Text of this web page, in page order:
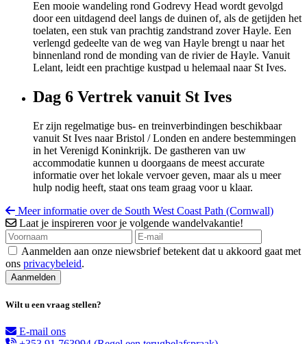
Een mooie wandeling rond Godrevy Head wordt gevolgd
door een uitdagend deel langs de duinen of, als de getijden het
toelaten, een stuk van prachtig zandstrand zover Hayle. Een
verlengd gedeelte van de weg van Hayle brengt u naar het
binnenland rond de monding van de rivier de Hayle. Vanuit
Lelant, leidt een prachtige kustpad u helemaal naar St Ives.
Dag 6 Vertrek vanuit St Ives
Er zijn regelmatige bus- en treinverbindingen beschikbaar
vanuit St Ives naar Bristol / Londen en andere bestemmingen
in het Verenigd Koninkrijk. De gastheren van uw
accommodatie kunnen u doorgaans de meest accurate
informatie over het lokale vervoer geven, maar als u meer
hulp nodig heeft, staat ons team graag voor u klaar.
Meer informatie over de South West Coast Path (Cornwall)
Laat je inspireren voor je volgende wandelvakantie!
Aanmelden aan onze niewsbrief betekent dat u akkoord gaat met
ons privacybeleid.
Wilt u een vraag stellen?
E-mail ons